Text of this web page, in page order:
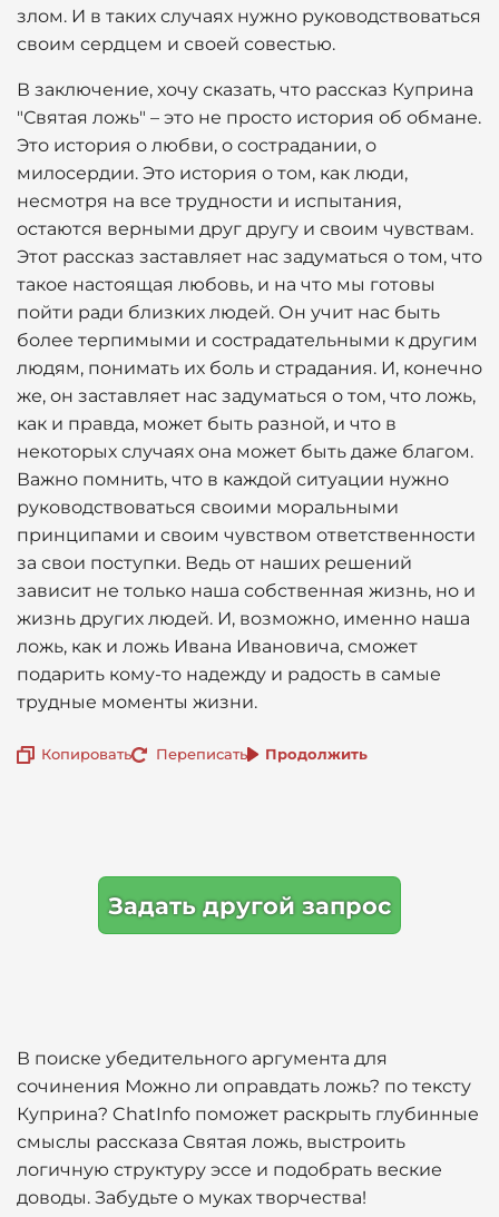
злом. И в таких случаях нужно руководствоваться
своим сердцем и своей совестью.
В заключение, хочу сказать, что рассказ Куприна
"Святая ложь" – это не просто история об обмане.
Это история о любви, о сострадании, о
милосердии. Это история о том, как люди,
несмотря на все трудности и испытания,
остаются верными друг другу и своим чувствам.
Этот рассказ заставляет нас задуматься о том, что
такое настоящая любовь, и на что мы готовы
пойти ради близких людей. Он учит нас быть
более терпимыми и сострадательными к другим
людям, понимать их боль и страдания. И, конечно
же, он заставляет нас задуматься о том, что ложь,
как и правда, может быть разной, и что в
некоторых случаях она может быть даже благом.
Важно помнить, что в каждой ситуации нужно
руководствоваться своими моральными
принципами и своим чувством ответственности
за свои поступки. Ведь от наших решений
зависит не только наша собственная жизнь, но и
жизнь других людей. И, возможно, именно наша
ложь, как и ложь Ивана Ивановича, сможет
подарить кому-то надежду и радость в самые
трудные моменты жизни.
Копировать Переписать Продолжить
Задать другой запрос
В поиске убедительного аргумента для
сочинения Можно ли оправдать ложь? по тексту
Куприна? ChatInfo поможет раскрыть глубинные
смыслы рассказа Святая ложь, выстроить
логичную структуру эссе и подобрать веские
доводы. Забудьте о муках творчества!